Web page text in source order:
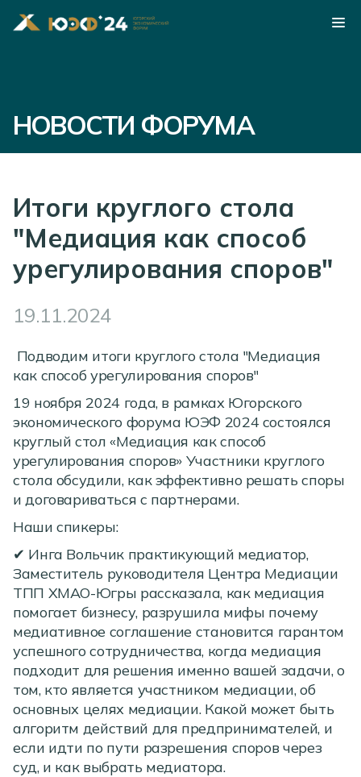
НОВОСТИ ФОРУМА
Итоги круглого стола
"Медиация как способ
урегулирования споров"
19.11.2024
Подводим итоги круглого стола "Медиация
как способ урегулирования споров"
19 ноября 2024 года, в рамках Югорского
экономического форума ЮЭФ 2024 состоялся
круглый стол «Медиация как способ
урегулирования споров» Участники круглого
стола обсудили, как эффективно решать споры
и договариваться с партнерами.
Наши спикеры:
✔ Инга Вольчик практикующий медиатор,
Заместитель руководителя Центра Медиации
ТПП ХМАО-Югры рассказала, как медиация
помогает бизнесу, разрушила мифы почему
медиативное соглашение становится гарантом
успешного сотрудничества, когда медиация
подходит для решения именно вашей задачи, о
том, кто является участником медиации, об
основных целях медиации. Какой может быть
алгоритм действий для предпринимателей, и
если идти по пути разрешения споров через
суд, и как выбрать медиатора.